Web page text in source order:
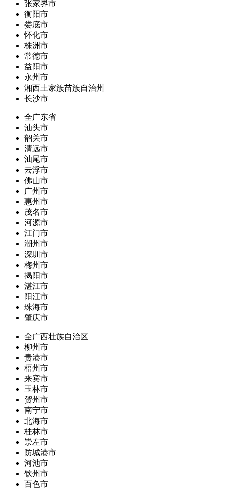
张家界市
衡阳市
娄底市
怀化市
株洲市
常德市
益阳市
永州市
湘西土家族苗族自治州
长沙市
全广东省
汕头市
韶关市
清远市
汕尾市
云浮市
佛山市
广州市
惠州市
茂名市
河源市
江门市
潮州市
深圳市
梅州市
揭阳市
湛江市
阳江市
珠海市
肇庆市
全广西壮族自治区
柳州市
贵港市
梧州市
来宾市
玉林市
贺州市
南宁市
北海市
桂林市
崇左市
防城港市
河池市
钦州市
百色市